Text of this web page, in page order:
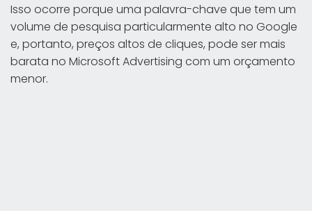
Isso ocorre porque uma palavra-chave que tem um
volume de pesquisa particularmente alto no Google
e, portanto, preços altos de cliques, pode ser mais
barata no Microsoft Advertising com um orçamento
menor.